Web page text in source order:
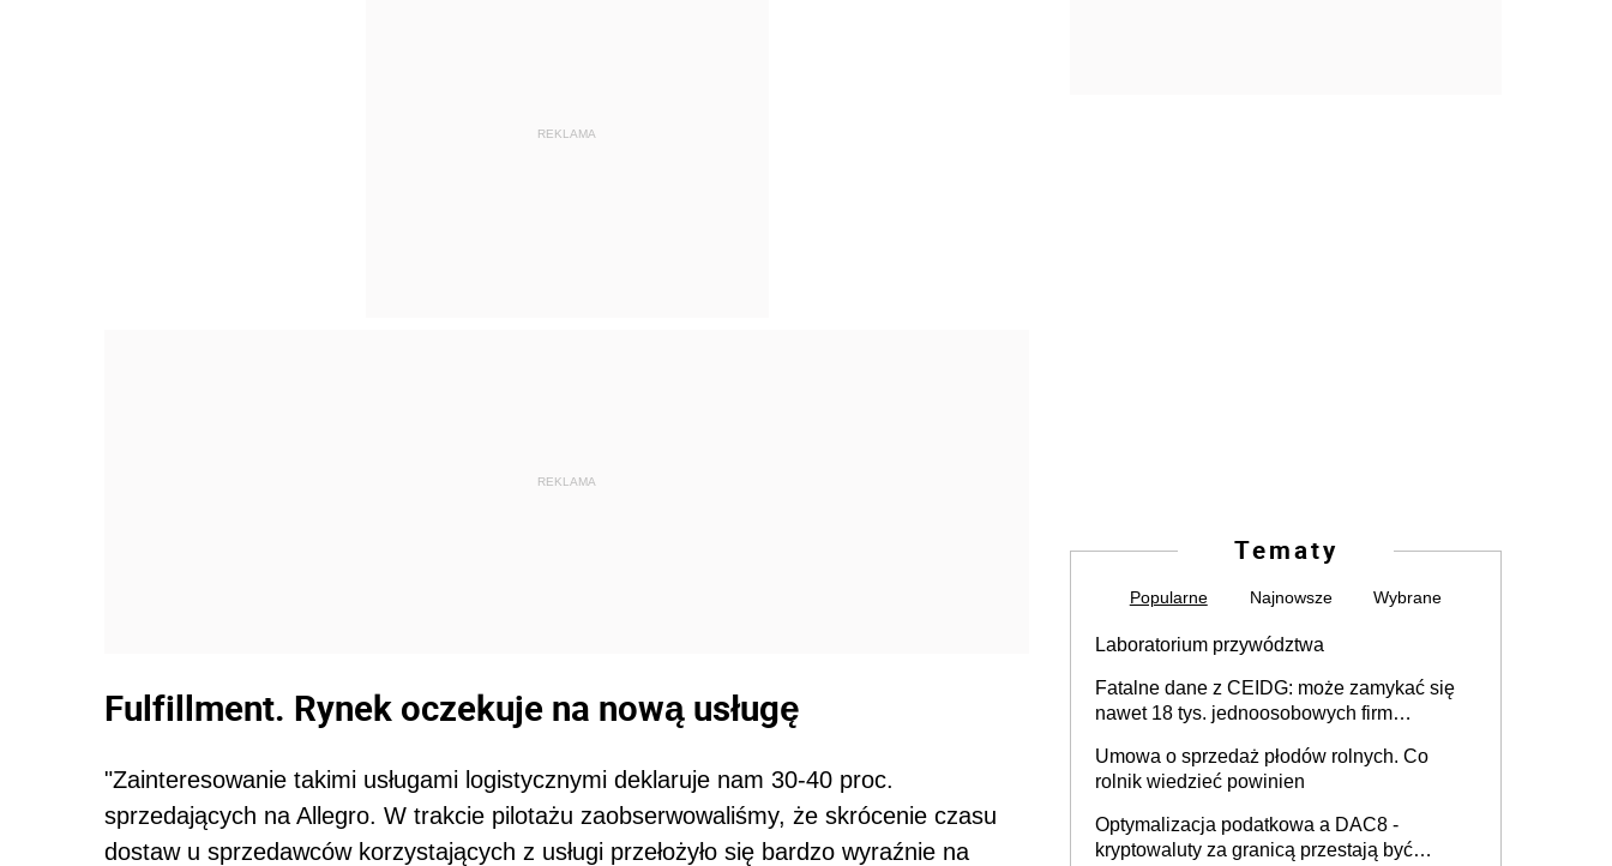
REKLAMA
REKLAMA
Fulfillment. Rynek oczekuje na nową usługę
"Zainteresowanie takimi usługami logistycznymi deklaruje nam 30-40 proc.
sprzedających na Allegro. W trakcie pilotażu zaobserwowaliśmy, że skrócenie czasu
dostaw u sprzedawców korzystających z usługi przełożyło się bardzo wyraźnie na
Tematy
Popularne Najnowsze Wybrane
Laboratorium przywództwa
Fatalne dane z CEIDG: może zamykać się
nawet 18 tys. jednoosobowych firm
Umowa o sprzedaż płodów rolnych. Co
rolnik wiedzieć powinien
Optymalizacja podatkowa a DAC8 -
kryptowaluty za granicą przestają być